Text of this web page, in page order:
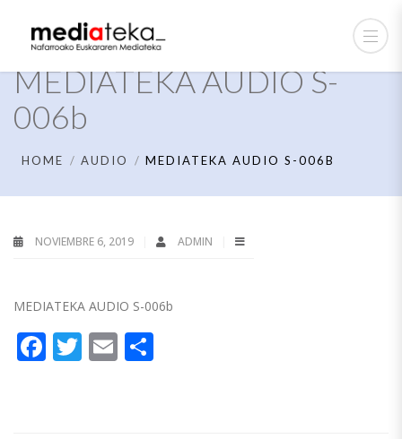
MEDIATEKA AUDIO S-
006b
HOME AUDIO MEDIATEKA AUDIO S-006B
NOVIEMBRE 6, 2019 ADMIN
MEDIATEKA AUDIO S-006b
Facebook
Twitter
Email